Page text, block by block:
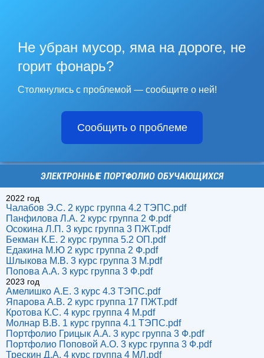
Не убран мусор, яма на дороге, не
горит фонарь?
Столкнулись с проблемой — сообщите о ней!
Сообщить о проблеме
ЭЛЕКТРОННЫЕ ПОРТФОЛИО ОБУЧАЮЩИХСЯ
2022 год
Чалабов Э.С. 2 курс группа 4.2 ТЭПС.pdf
Панфилова Л.А. 2 курс группа 2 Ф.pdf
Осокина Л.П. 3 курс группа 3 ПЖТ.pdf
Бекман К.Е. 2 курс группа 5.2 ОП.pdf
Едакина М.Ю 2 курс группа 2 Ф.pdf
Шлыкова М.В. 3 курс группа 3 М.pdf
Попова А.А. 3 курс группа 3 Ф.pdf
2023 год
Амелишко А.Е. 3 курс 4.3 ТЭПС.pdf
Япарова А.В. 2 курс группа 17 ПЖТ.pdf
Кротова К.С. 4 курс группа 4 М.pdf
Молнар В.В. 1 курс группа 4.1 ТЭПС.pdf
Портфолио Грицык А.А. 3 курс группа 3 Ф.pdf
Портфолио Поповой А.О. 3 курс группа 3 Ф.pdf
Трескин Д.А. 4 курс группа 4 МЛ.pdf